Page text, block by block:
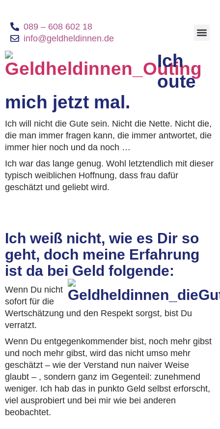
089 – 608 602 18
info@geldheldinnen.de
Ich
oute
mich jetzt mal.
Ich will nicht die Gute sein. Nicht die Nette. Nicht die,
die man immer fragen kann, die immer antwortet, die
immer hier noch und da noch …
Ich war das lange genug. Wohl letztendlich mit dieser
typisch weiblichen Hoffnung, dass frau dafür
geschätzt und geliebt wird.
Ich weiß nicht, wie es Dir so
geht, doch meine Erfahrung
ist da bei Geld folgende:
Wenn Du nicht
sofort für die
Wertschätzung und den Respekt sorgst, bist Du
verratzt.
Wenn Du entgegenkommender bist, noch mehr gibst
und noch mehr gibst, wird das nicht umso mehr
geschätzt – wie der Verstand nun naiver Weise
glaubt – , sondern ganz im Gegenteil: zunehmend
weniger. Ich hab das in punkto Geld selbst erforscht,
viel ausprobiert und bei mir wie bei anderen
beobachtet.